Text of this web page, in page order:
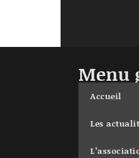
Menu
Accueil
Les